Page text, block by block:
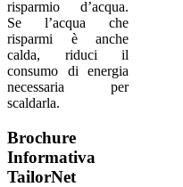
risparmio d’acqua.
Se l’acqua che
risparmi è anche
calda, riduci il
consumo di energia
necessaria per
scaldarla.​​
Brochure
Informativa
TailorNet